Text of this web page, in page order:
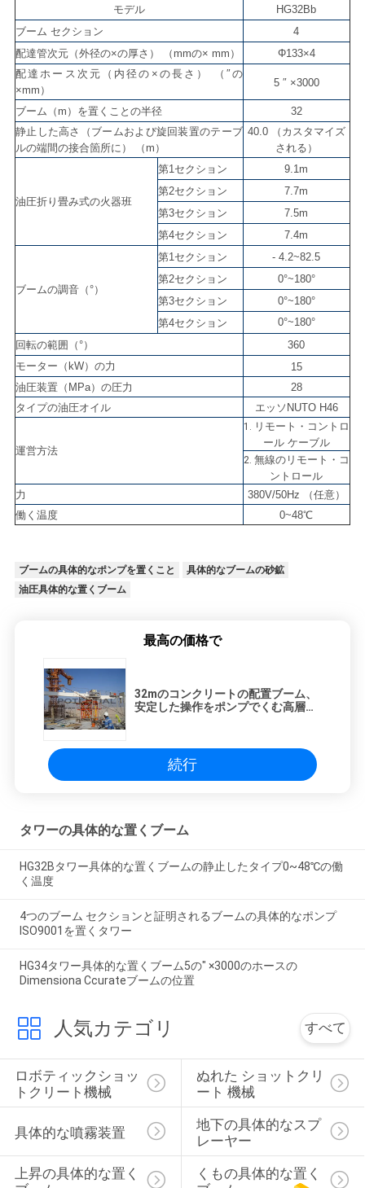
を
要
求
し
な
さ
地
PRIVACY
POLICY
モデル
HG32Bb
ブーム セクション
4
配達管次元（外径の×の厚さ） （mmの× mm）
Φ133×4
配達ホース次元（内径の×の長さ） （″の
×mm）
5 ″ ×3000
ブーム（m）を置くことの半径
32
静止した高さ（ブームおよび旋回装置のテーブ
ルの端間の接合箇所に） （m）
40.0 （カスタマイズ
される）
油圧折り畳み式の火器班
第1セクション
9.1m
第2セクション
7.7m
第3セクション
7.5m
第4セクション
7.4m
ブームの調音（°）
第1セクション
- 4.2~82.5
第2セクション
0°~180°
第3セクション
0°~180°
第4セクション
0°~180°
回転の範囲（°）
360
モーター（kW）の力
15
油圧装置（MPa）の圧力
28
タイプの油圧オイル
エッソNUTO H46
運営方法
1. リモート・コントロ
ール ケーブル
2. 無線のリモート・コ
ントロール
力
380V/50Hz （任意）
働く温度
0~48℃
ブームの具体的なポンプを置くこと
具体的なブームの砂鉱
油圧具体的な置くブーム
最高の価格で
32mのコンクリートの配置ブーム、
安定した操作をポンプでくむ高層コ
続行
タワーの具体的な置くブーム
HG32Bタワー具体的な置くブームの静止したタイプ0~48℃の働
く温度
4つのブーム セクションと証明されるブームの具体的なポンプ
ISO9001を置くタワー
HG34タワー具体的な置くブーム5の″ ×3000のホースの
Dimensiona Ccurateブームの位置
人気カテゴリ すべて
ロボティックショッ
トクリート機械
ぬれた ショットクリ
ート 機械
具体的な噴霧装置
地下の具体的なスプ
レーヤー
上昇の具体的な置く
くもの具体的な置く